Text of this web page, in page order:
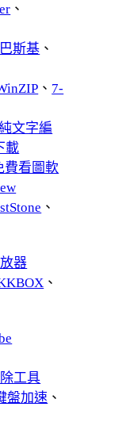
、
斯基 、
、 7-
文字編
載
費看圖軟
、
器
、
工具
盤加速 、